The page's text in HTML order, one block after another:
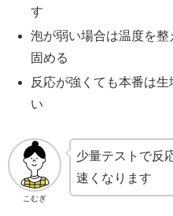
す
泡が弱い場合は温度を
固める
反応が強くても本番は
い
こむぎ
少量テストで反
速くなります